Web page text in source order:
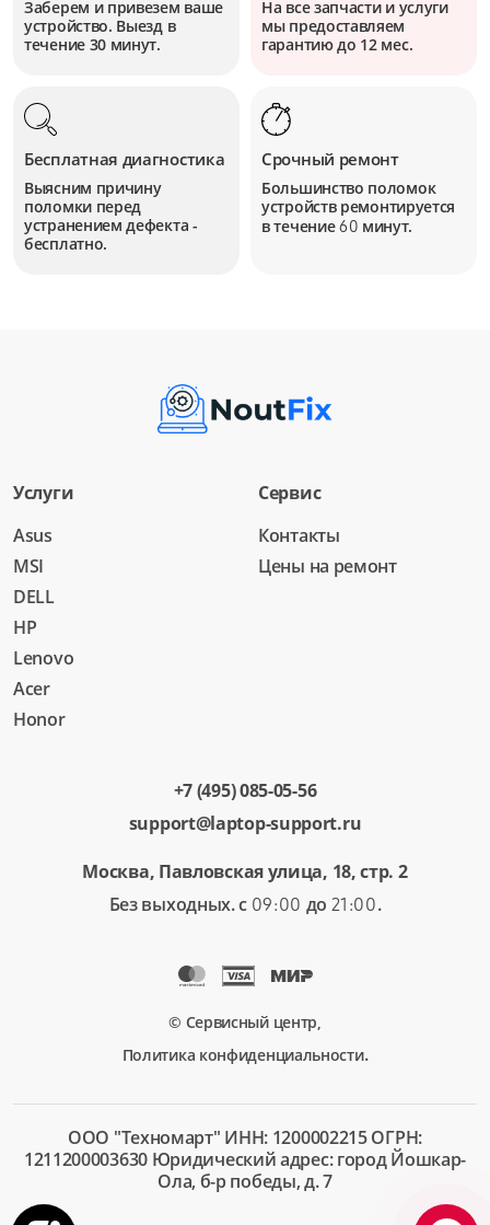
Заберем и привезем ваше
устройство. Выезд в
течение 30 минут.
На все запчасти и услуги
мы предоставляем
гарантию до 12 мес.
Бесплатная диагностика
Выясним причину
поломки перед
устранением дефекта -
бесплатно.
Срочный ремонт
Большинство поломок
устройств ремонтируется
в течение60 минут.
Услуги
Asus
MSI
DELL
HP
Lenovo
Acer
Honor
Сервис
Контакты
Цены на ремонт
+7 (495) 085-05-56
support@laptop-support.ru
Москва, Павловская улица, 18, стр. 2
Без выходных. с 09:00 до 21:00.
© Сервисный центр,
Политика конфиденциальности.
ООО "Техномарт" ИНН: 1200002215 ОГРН:
1211200003630 Юридический адрес: город Йошкар-
Ола, б-р победы, д. 7
+7 (495)